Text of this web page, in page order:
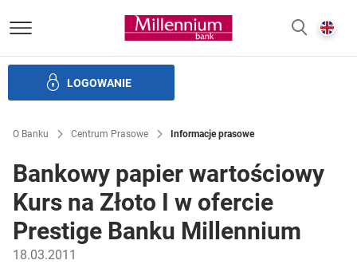
Bank Millennium homepage
LOGOWANIE
O Banku Centrum Prasowe Informacje prasowe
Bankowy papier wartościowy
Kurs na Złoto I w ofercie
Prestige Banku Millennium
18.03.2011